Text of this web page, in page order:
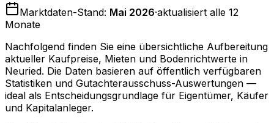
Marktdaten-Stand: Mai 2026·aktualisiert alle 12
Monate
Nachfolgend finden Sie eine übersichtliche Aufbereitung
aktueller Kaufpreise, Mieten und Bodenrichtwerte in
Neuried. Die Daten basieren auf öffentlich verfügbaren
Statistiken und Gutachterausschuss-Auswertungen —
ideal als Entscheidungsgrundlage für Eigentümer, Käufer
und Kapitalanleger.